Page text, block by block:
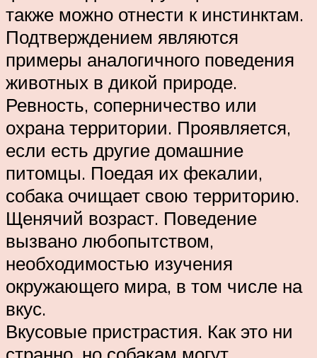
также можно отнести к инстинктам.
Подтверждением являются
примеры аналогичного поведения
животных в дикой природе.
Ревность, соперничество или
охрана территории. Проявляется,
если есть другие домашние
питомцы. Поедая их фекалии,
собака очищает свою территорию.
Щенячий возраст. Поведение
вызвано любопытством,
необходимостью изучения
окружающего мира, в том числе на
вкус.
Вкусовые пристрастия. Как это ни